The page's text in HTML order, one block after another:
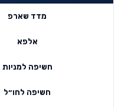
מדד שארפ
אלפא
חשיפה למניות
חשיפה לחו״ל